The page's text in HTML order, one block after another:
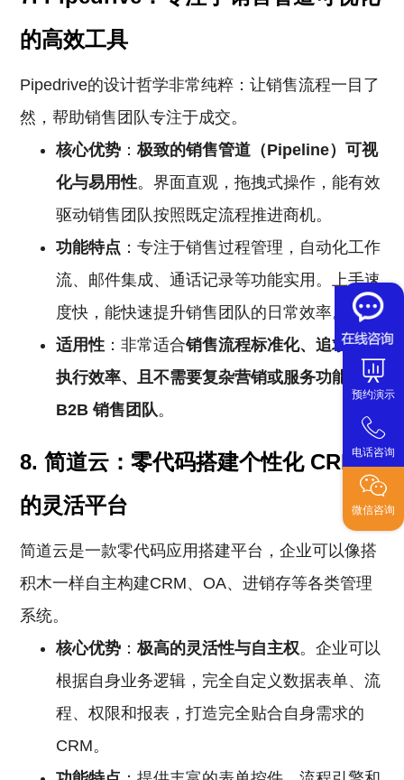
预约演示
电话咨询
微信咨询
的高效工具
Pipedrive的设计哲学非常纯粹：让销售流程一目了
然，帮助销售团队专注于成交。
核心优势 ：极致的销售管道（Pipeline）可视
化与易用性。界面直观，拖拽式操作，能有效
驱动销售团队按照既定流程推进商机。
功能特点 ：专注于销售过程管理，自动化工作
流、邮件集成、通话记录等功能实用。上手速
度快，能快速提升销售团队的日常效率。
适用性 ：非常适合销售流程标准化、追求团队
执行效率、且不需要复杂营销或服务功能的
B2B 销售团队。
8. 简道云：零代码搭建个性化 CRM
的灵活平台
简道云是一款零代码应用搭建平台，企业可以像搭
积木一样自主构建CRM、OA、进销存等各类管理
系统。
核心优势 ：极高的灵活性与自主权。企业可以
根据自身业务逻辑，完全自定义数据表单、流
程、权限和报表，打造完全贴合自身需求的
CRM。